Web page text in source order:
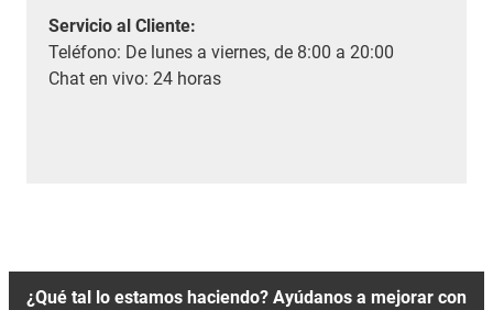
Servicio al Cliente:
Teléfono: De lunes a viernes, de 8:00 a 20:00
Chat en vivo: 24 horas
¿Qué tal lo estamos haciendo? Ayúdanos a mejorar con